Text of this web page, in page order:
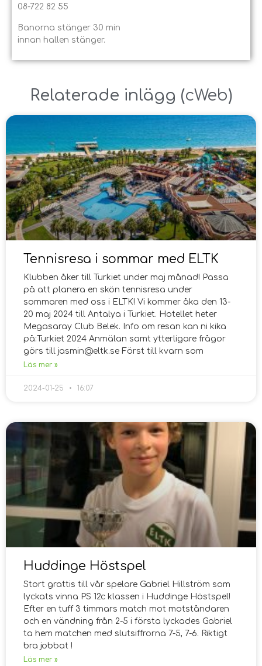
08-722 82 55
Banorna stänger 30 min
innan hallen stänger.
Relaterade inlägg ​(cWeb)
Tennisresa i sommar med ELTK
Klubben åker till Turkiet under maj månad! Passa
på att planera en skön tennisresa under
sommaren med oss i ELTK! Vi kommer åka den 13-
20 maj 2024 till Antalya i Turkiet. Hotellet heter
Megasaray Club Belek. Info om resan kan ni kika
på:Turkiet 2024 Anmälan samt ytterligare frågor
görs till jasmin@eltk.se Först till kvarn som
Läs mer »
2024-01-25 16:07
Huddinge Höstspel
Stort grattis till vår spelare Gabriel Hillström som
lyckats vinna PS 12c klassen i Huddinge Höstspel!
Efter en tuff 3 timmars match mot motståndaren
och en vändning från 2-5 i första lyckades Gabriel
ta hem matchen med slutsiffrorna 7-5, 7-6. Riktigt
bra jobbat !
Läs mer »